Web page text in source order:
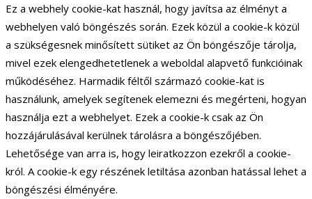
Ez a webhely cookie-kat használ, hogy javítsa az élményt a
webhelyen való böngészés során. Ezek közül a cookie-k közül
a szükségesnek minősített sütiket az Ön böngészője tárolja,
mivel ezek elengedhetetlenek a weboldal alapvető funkcióinak
működéséhez. Harmadik féltől származó cookie-kat is
használunk, amelyek segítenek elemezni és megérteni, hogyan
használja ezt a webhelyet. Ezek a cookie-k csak az Ön
hozzájárulásával kerülnek tárolásra a böngészőjében.
Lehetősége van arra is, hogy leiratkozzon ezekről a cookie-
król. A cookie-k egy részének letiltása azonban hatással lehet a
böngészési élményére.